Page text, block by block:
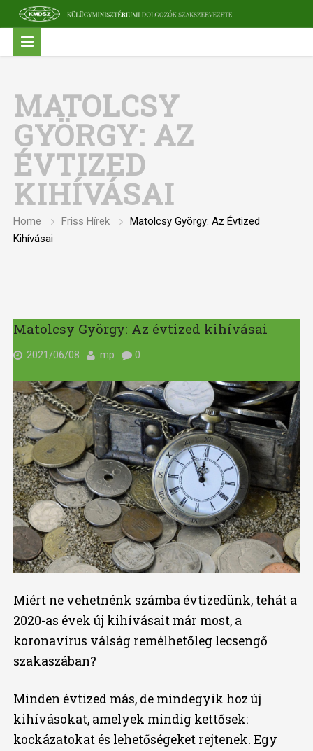
MATOLCSY
GYÖRGY: AZ
ÉVTIZED
KIHÍVÁSAI
Home Friss Hírek
Matolcsy György: Az Évtized
Kihívásai
Matolcsy György: Az évtized kihívásai
2021/06/08 mp 0
Miért ne vehetnénk számba évtizedünk, tehát a
2020-as évek új kihívásait már most, a
koronavírus válság remélhetőleg lecsengő
szakaszában?
Minden évtized más, de mindegyik hoz új
kihívásokat, amelyek mindig kettősek:
kockázatokat és lehetőségeket rejtenek. Egy